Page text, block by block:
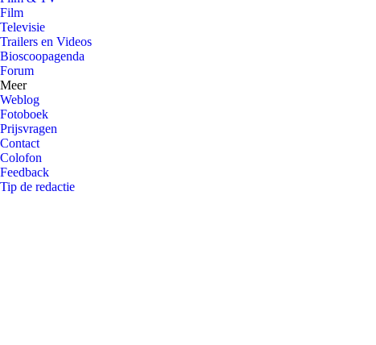
Film
Televisie
Trailers en Videos
Bioscoopagenda
Forum
Meer
Weblog
Fotoboek
Prijsvragen
Contact
Colofon
Feedback
Tip de redactie